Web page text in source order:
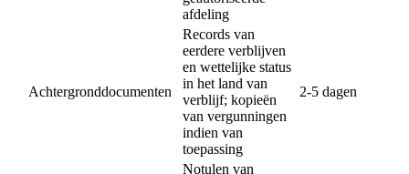
afdeling
Achtergronddocumenten
Records van
eerdere verblijven
en wettelijke status
in het land van
verblijf; kopieën
van vergunningen
indien van
toepassing
2-5 dagen
Notulen van